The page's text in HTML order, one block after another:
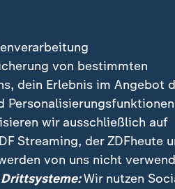
ZDFheute Update
E-Mail-Newsletter
von bestimmten
dein Erlebnis im Angebot
Personalisierungsfunktionen
wir ausschließlich auf
Streaming, der ZDFheute
von uns nicht
Drittsysteme:Wir nutzen